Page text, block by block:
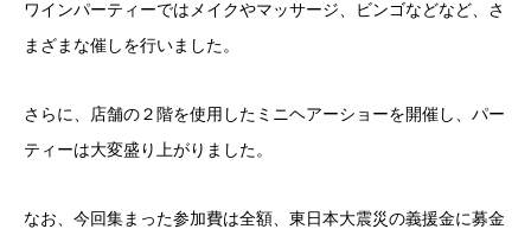
ワインパーティーではメイクやマッサージ、ビンゴなどなど、さ
まざまな催しを行いました。
さらに、店舗の２階を使用したミニヘアーショーを開催し、パー
ティーは大変盛り上がりました。
なお、今回集まった参加費は全額、東日本大震災の義援金に募金